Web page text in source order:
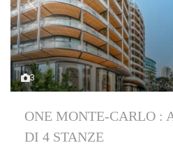
3
Previous
ONE MONTE-CARLO :
DI 4 STANZE